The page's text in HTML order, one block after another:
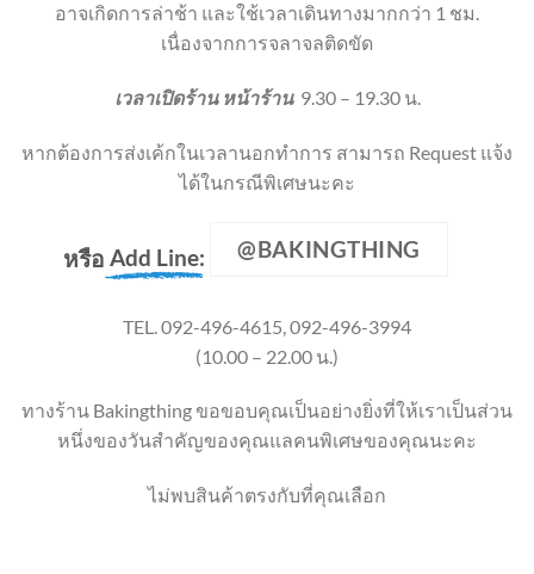
อาจเกิดการล่าช้า และใช้เวลาเดินทางมากกว่า 1 ชม.
เนื่องจากการจลาจลติดขัด
เวลาเปิดร้าน หน้าร้าน 9.30 – 19.30 น.
หากต้องการส่งเค้กในเวลานอกทำการ สามารถ Request แจ้ง
ได้ในกรณีพิเศษนะคะ
หรือ Add Line: @BAKINGTHING
TEL. 092-496-4615, 092-496-3994
(10.00 – 22.00 น.)
ทางร้าน Bakingthing ขอขอบคุณเป็นอย่างยิ่งที่ให้เราเป็นส่วน
หนึ่งของวันสำคัญของคุณแลคนพิเศษของคุณนะคะ
ไม่พบสินค้าตรงกับที่คุณเลือก